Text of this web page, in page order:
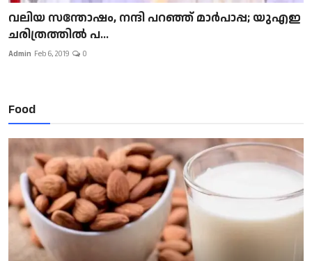
വലിയ സന്തോഷം, നന്ദി പറഞ്ഞ് മാർപാപ്പ; യുഎഇ
ചരിത്രത്തിൽ പ...
Admin Feb 6, 2019 0
Food